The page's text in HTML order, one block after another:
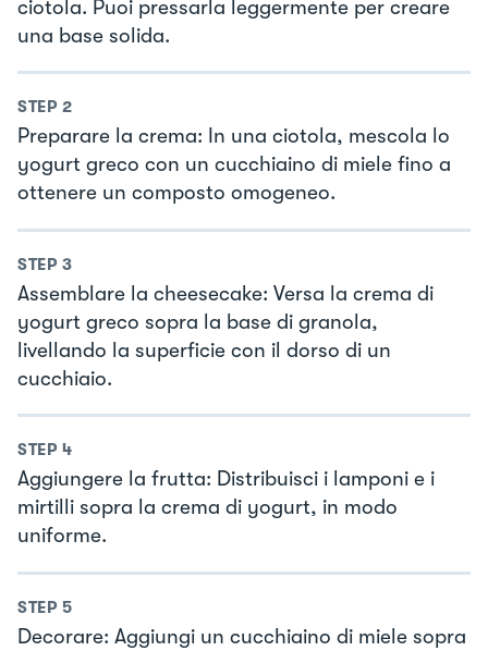
ciotola. Puoi pressarla leggermente per creare
una base solida.
STEP 2
Preparare la crema: In una ciotola, mescola lo
yogurt greco con un cucchiaino di miele fino a
ottenere un composto omogeneo.
STEP 3
Assemblare la cheesecake: Versa la crema di
yogurt greco sopra la base di granola,
livellando la superficie con il dorso di un
cucchiaio.
STEP 4
Aggiungere la frutta: Distribuisci i lamponi e i
mirtilli sopra la crema di yogurt, in modo
uniforme.
STEP 5
Decorare: Aggiungi un cucchiaino di miele sopra